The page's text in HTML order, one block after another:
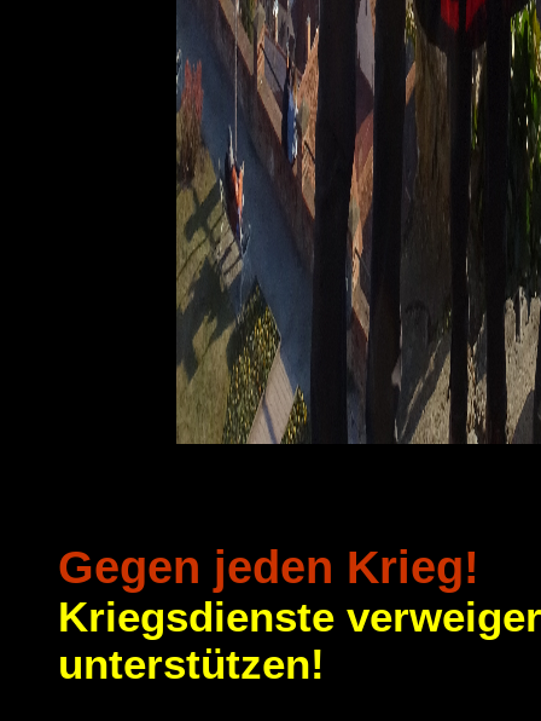
Gegen jeden Krieg!
Kriegsdienste
unterstützen!